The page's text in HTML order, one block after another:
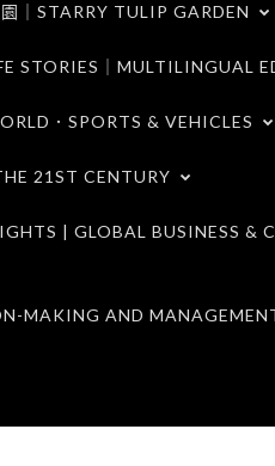
｜STARRY TULIP GARDEN
STORIES｜MULTILINGUAL
．SPORTS & VEHICLES
21ST CENTURY
| GLOBAL BUSINESS &
MAKING AND